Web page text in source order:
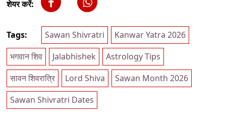
शेयर करें:
Tags: Sawan Shivratri
Kanwar Yatra 2026
भगवान शिव
Jalabhishek
Astrology Tips
सावन शिवरात्रि
Lord Shiva
Sawan Month 2026
Sawan Shivratri Dates